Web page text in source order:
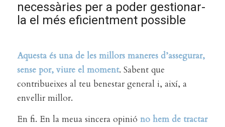
necessàries per a poder gestionar-
la el més eficientment possible
Aquesta és una de les millors maneres d’assegurar,
sense por, viure el moment. Sabent que
contribueixes al teu benestar general i, així, a
envellir millor.
En fi. En la meua sincera opinió no hem de tractar